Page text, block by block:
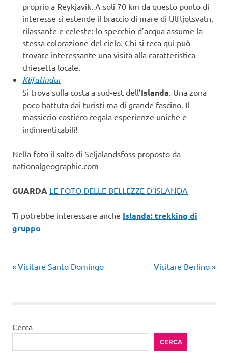
proprio a Reykjavik. A soli 70 km da questo punto di
interesse si estende il braccio di mare di Ulfljotsvatn,
rilassante e celeste: lo specchio d’acqua assume la
stessa colorazione del cielo. Chi si reca qui può
trovare interessante una visita alla caratteristica
chiesetta locale.
Klifatindur
Si trova sulla costa a sud-est dell’Islanda. Una zona
poco battuta dai turisti ma di grande fascino. Il
massiccio costiero regala esperienze uniche e
indimenticabili!
Nella foto il salto di Seljalandsfoss proposto da
nationalgeographic.com
GUARDA LE FOTO DELLE BELLEZZE D’ISLANDA
Ti potrebbe interessare anche Islanda: trekking di
gruppo
Navigazione
Articolo
precedente:
Visitare Santo Domingo
Articolo
successivo:
Visitare Berlino
Cerca
CERCA